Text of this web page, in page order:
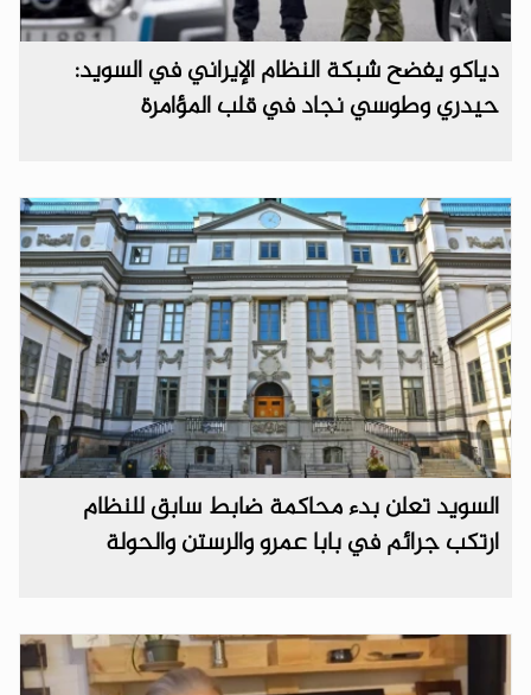
دياكو يفضح شبكة النظام الإيراني في السويد:
حيدري وطوسي نجاد في قلب المؤامرة
السويد تعلن بدء محاكمة ضابط سابق للنظام
ارتكب جرائم في بابا عمرو والرستن والحولة